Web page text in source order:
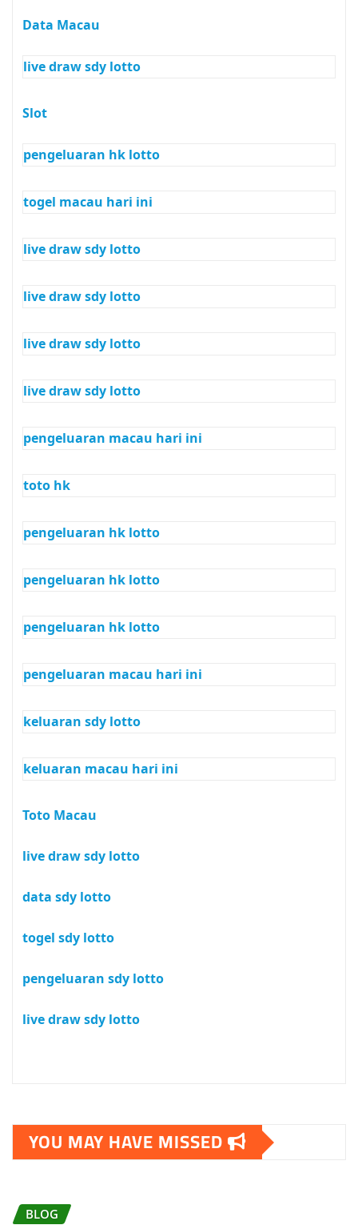
Data Macau
live draw sdy lotto
Slot
pengeluaran hk lotto
togel macau hari ini
live draw sdy lotto
live draw sdy lotto
live draw sdy lotto
live draw sdy lotto
pengeluaran macau hari ini
toto hk
pengeluaran hk lotto
pengeluaran hk lotto
pengeluaran hk lotto
pengeluaran macau hari ini
keluaran sdy lotto
keluaran macau hari ini
Toto Macau
live draw sdy lotto
data sdy lotto
togel sdy lotto
pengeluaran sdy lotto
live draw sdy lotto
YOU MAY HAVE MISSED
BLOG